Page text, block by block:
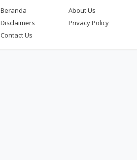
Beranda
About Us
Disclaimers
Privacy Policy
Contact Us